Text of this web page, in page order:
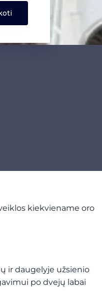
kiekviename oro
ir daugelyje užsienio
po dvejų labai